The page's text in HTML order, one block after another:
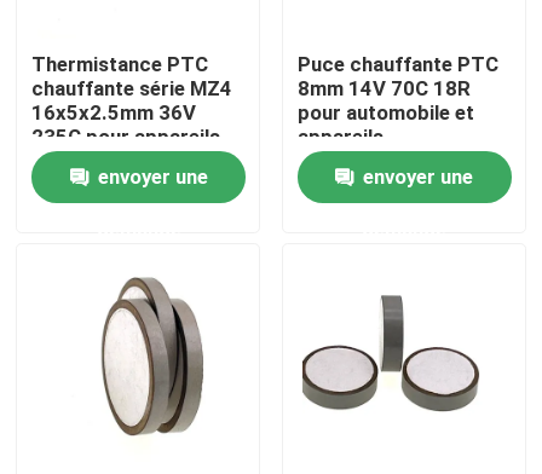
Contrôle de la qualité
Nous contacter
Nouvelles
Les affaires
Thermistance de ptc
Puce de chauffage PTC
Thermistance PTC
chauffante série MZ4
16x5x2.5mm 36V
235C pour appareils
automobiles
envoyer une
Puce chauffante PTC
8mm 14V 70C 18R
pour automobile et
appareils
électroménagers
envoyer une